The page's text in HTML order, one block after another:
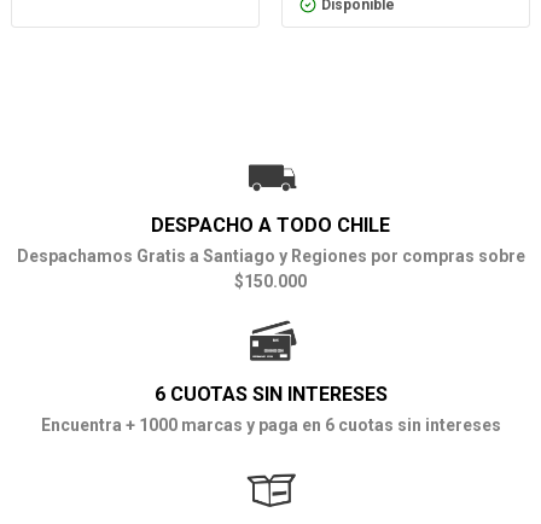
Disponible
DESPACHO A TODO CHILE
Despachamos Gratis a Santiago y Regiones por compras sobre
$150.000
6 CUOTAS SIN INTERESES
Encuentra + 1000 marcas y paga en 6 cuotas sin intereses